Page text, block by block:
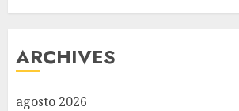
ARCHIVES
agosto 2026